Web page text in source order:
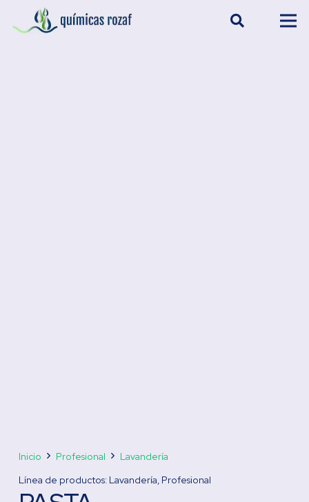
Inicio Profesional
Lavandería
Línea de productos: Lavandería, Profesional